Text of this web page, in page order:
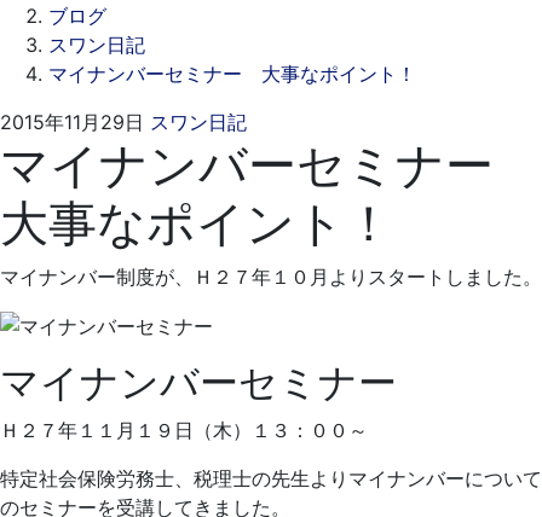
ブログ
スワン日記
マイナンバーセミナー 大事なポイント！
2015年11月29日 スワン日記
年
月
17
日
ワ
デ
ン
タ
ル
ニ
ク
マイナンバーセミナー
大事なポイント！
マイナンバー制度が、Ｈ２７年１０月よりスタートしました。
マイナンバーセミナー
Ｈ２７年１１月１９日（木）１３：００～
特定社会保険労務士、税理士の先生よりマイナンバーについて
のセミナーを受講してきました。